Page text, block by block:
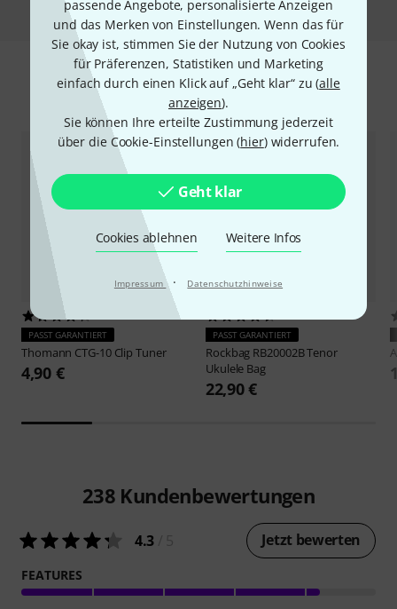
passende Angebote, personalisierte Anzeigen
und das Merken von Einstellungen. Wenn das für
Sie okay ist, stimmen Sie der Nutzung von Cookies
für Präferenzen, Statistiken und Marketing
einfach durch einen Klick auf „Geht klar“ zu (alle
anzeigen).
Sie können Ihre erteilte Zustimmung jederzeit
über die Cookie-Einstellungen (hier) widerrufen.
Geht klar
Cookies ablehnen Weitere Infos
Impressum · Datenschutzhinweise
Zubehör & passende Artikel
PASST GARANTIERT
Thomann CTG-10 Clip Tuner
4,90 €
PASST GARANTIERT
Rockbag RB20002B Tenor
Ukulele Bag
22,90 €
238 Kundenbewertungen
4.3 Jetzt bewerten
FEATURES